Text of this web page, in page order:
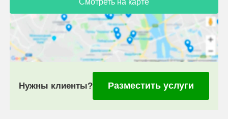
Нужны клиенты? Разместить услуги